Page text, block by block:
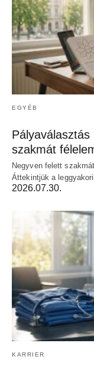
EGYÉB
szakmát
Negyven felett
Áttekintjük a
2026.07.30.
KARRIER